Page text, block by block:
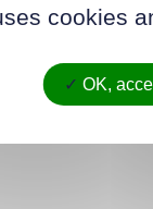
cookies
OK,